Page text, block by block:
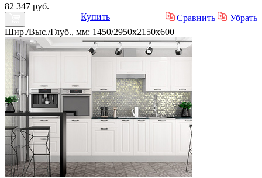
82 347 руб.
Купить
Сравнить
Убрать
Шир./Выс./Глуб., мм: 1450/2950x2150x600